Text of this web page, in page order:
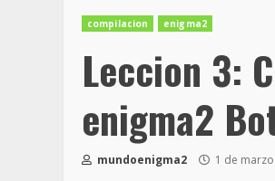
compilacion enigma2
Leccion 3:
enigma2
mundoenigma2 1 de